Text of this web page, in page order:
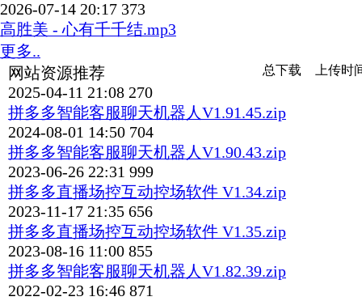
2026-07-14 20:17 373
高胜美 - 心有千千结.mp3
更多..
网站资源推荐
上传时
总下载
2025-04-11 21:08 270
拼多多智能客服聊天机器人V1.91.45.zip
2024-08-01 14:50 704
拼多多智能客服聊天机器人V1.90.43.zip
2023-06-26 22:31 999
拼多多直播场控互动控场软件 V1.34.zip
2023-11-17 21:35 656
拼多多直播场控互动控场软件 V1.35.zip
2023-08-16 11:00 855
拼多多智能客服聊天机器人V1.82.39.zip
2022-02-23 16:46 871